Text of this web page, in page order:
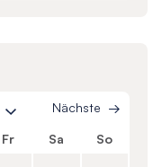
Nächste
Fr Sa So